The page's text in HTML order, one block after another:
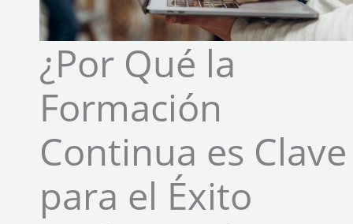
¿Por Qué la
Formación
Continua es Clave
para el Éxito